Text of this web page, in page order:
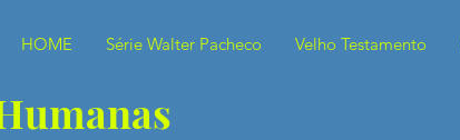
HOME Série Walter Pacheco Velho Testamento